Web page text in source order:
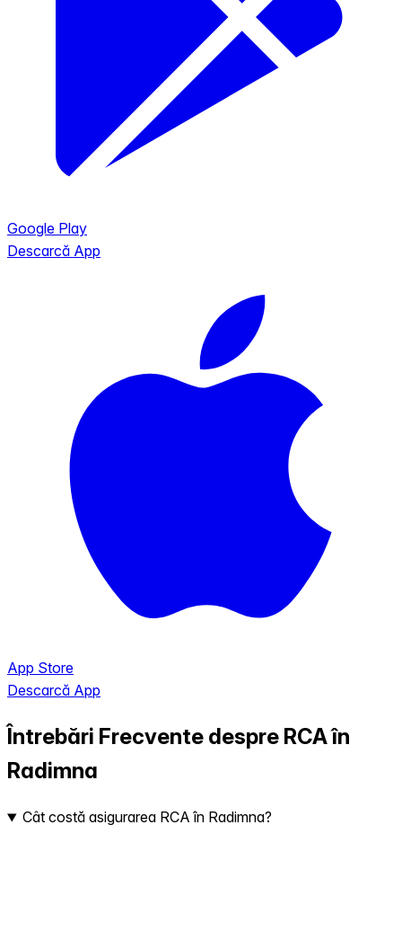
Google Play
Descarcă App
App Store
Descarcă App
Întrebări Frecvente despre RCA în
Radimna
Cât costă asigurarea RCA în Radimna?